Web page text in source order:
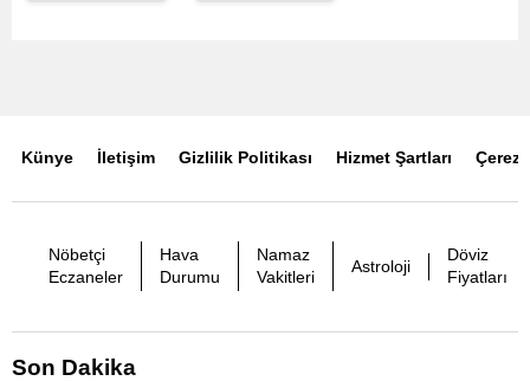
Künye İletişim Gizlilik Politikası Hizmet Şartları Çerez
Nöbetçi
Eczaneler
Hava
Durumu
Namaz
Vakitleri
Astroloji
Döviz
Fiyatları
Son Dakika